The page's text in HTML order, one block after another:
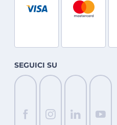
SEGUICI SU